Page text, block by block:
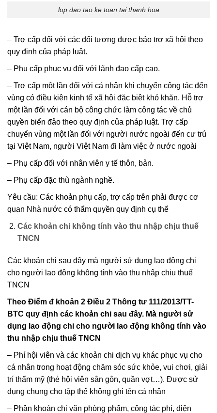
lop dao tao ke toan tai thanh hoa
– Trợ cấp đối với các đối tượng được bảo trợ xã hội theo
quy định của pháp luật.
– Phụ cấp phục vụ đối với lãnh đạo cấp cao.
– Trợ cấp một lần đối với cá nhân khi chuyển công tác đến
vùng có điều kiện kinh tế xã hội đặc biệt khó khăn. Hỗ trợ
một lần đối với cán bộ công chức làm công tác về chủ
quyền biển đảo theo quy định của pháp luật. Trợ cấp
chuyển vùng một lần đối với người nước ngoài đến cư trú
tại Việt Nam, người Việt Nam đi làm việc ở nước ngoài
– Phụ cấp đối với nhân viên y tế thôn, bản.
– Phụ cấp đặc thù ngành nghề.
Yêu cầu: Các khoản phụ cấp, trợ cấp trên phải được cơ
quan Nhà nước có thẩm quyền quy định cụ thể
Các khoản chi không tính vào thu nhập chịu thuế
TNCN
Các khoản chi sau đây mà người sử dụng lao động chi
cho người lao động không tính vào thu nhập chịu thuế
TNCN
Theo Điểm đ khoản 2 Điều 2 Thông tư 111/2013/TT-
BTC quy định các khoản chi sau đây. Mà người sử
dụng lao động chi cho người lao động không tính vào
thu nhập chịu thuế TNCN
– Phí hội viên và các khoản chi dịch vụ khác phục vụ cho
cá nhân trong hoạt động chăm sóc sức khỏe, vui chơi, giải
trí thẩm mỹ (thẻ hội viên sân gôn, quần vợt…). Được sử
dụng chung cho tập thể không ghi tên cá nhân
– Phần khoán chi văn phòng phẩm, công tác phí, điện